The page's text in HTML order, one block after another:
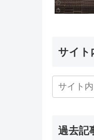
サイト
過去記